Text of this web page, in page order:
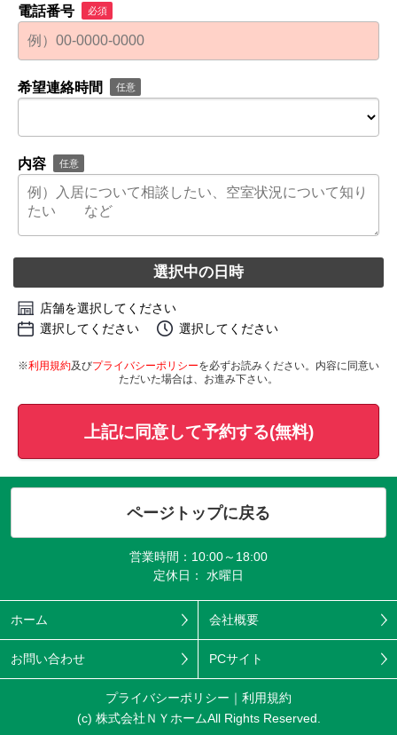
電話番号 必須
希望連絡時間 任意
内容 任意
選択中の日時
店舗を選択してください
選択してください
選択してください
※利用規約及びプライバシーポリシーを必ずお読みください。内容に同意い
ただいた場合は、お進み下さい。
上記に同意して予約する(無料)
ページトップに戻る
営業時間：10:00～18:00
定休日： 水曜日
ホーム 会社概要
お問い合わせ PCサイト
プライバシーポリシー
利用規約
(c) 株式会社ＮＹホームAll Rights Reserved.